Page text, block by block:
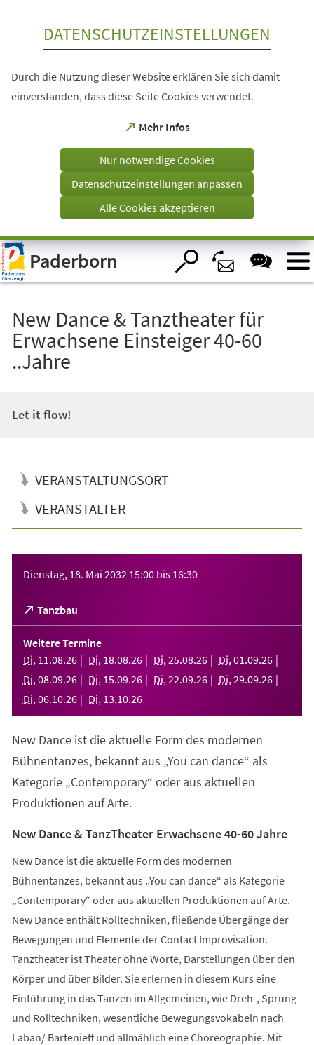
Visuelle
Assistenzsoftware
öffnen.
DATENSCHUTZEINSTELLUNGEN
Durch die Nutzung dieser Website erklären Sie sich damit
einverstanden, dass diese Seite Cookies verwendet.
Mehr Infos
(Öffnet
einem
Tab)
Nur notwendige Cookies
Datenschutzeinstellungen anpassen
Alle Cookies akzeptieren
Paderborn
New Dance & Tanztheater für
Erwachsene Einsteiger 40-60
..Jahre
Let it flow!
VERANSTALTUNGSORT
VERANSTALTER
Dienstag, 18. Mai 2032 15:00 bis 16:30
Tanzbau
(Öffnet
in
einem
neuen
Tab)
Weitere Termine
Di, 11 .08.26 Di, 18.08.26 Di, 25.08.26 Di, 01 .09.26
Di, 08.09.26 Di, 15.09.26 Di, 22.09.26 Di, 29.09.26
Di, 06.10.26 Di, 13.10.26
New Dance ist die aktuelle Form des modernen
Bühnentanzes, bekannt aus „You can dance“ als
Kategorie „Contemporary“ oder aus aktuellen
Produktionen auf Arte.
New Dance & TanzTheater Erwachsene 40-60 Jahre
New Dance ist die aktuelle Form des modernen
Bühnentanzes, bekannt aus „You can dance“ als Kategorie
„Contemporary“ oder aus aktuellen Produktionen auf Arte.
New Dance enthält Rolltechniken, fließende Übergänge der
Bewegungen und Elemente der Contact Improvisation.
Tanztheater ist Theater ohne Worte, Darstellungen über den
Körper und über Bilder. Sie erlernen in diesem Kurs eine
Einführung in das Tanzen im Allgemeinen, wie Dreh-, Sprung-
und Rolltechniken, wesentliche Bewegungsvokabeln nach
Laban/ Bartenieff und allmählich eine Choreographie. Mit